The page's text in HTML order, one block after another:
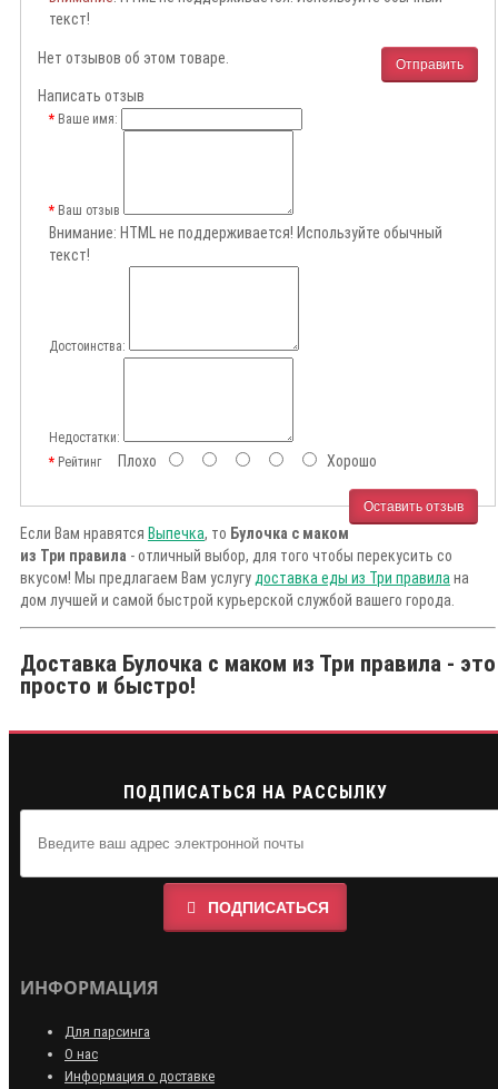
текст!
Отправить
Нет отзывов об этом товаре.
Написать отзыв
Ваше имя:
Ваш отзыв
Внимание: HTML не поддерживается! Используйте обычный
текст!
Достоинства:
Недостатки:
РейтингПлохо Хорошо
Оставить отзыв
Если Вам нравятся Выпечка, то Булочка с маком
из Три правила - отличный выбор, для того чтобы перекусить со
вкусом! Мы предлагаем Вам услугу доставка еды из Три правила на
дом лучшей и самой быстрой курьерской службой вашего города.
Доставка Булочка с маком из Три правила - это
просто и быстро!
ПОДПИСАТЬСЯ НА РАССЫЛКУ
ПОДПИСАТЬСЯ
ИНФОРМАЦИЯ
Для парсинга
О нас
Информация о доставке